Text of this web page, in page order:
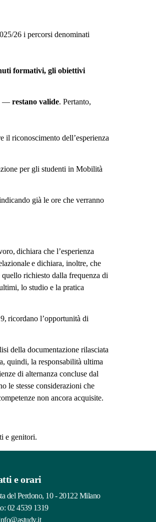
26 i percorsi denominati
formativi, gli obiettivi
— restano valide. Pertanto,
riconoscimento dell’esperienza
per gli studenti in Mobilità
già le ore che verranno
dichiara che l’esperienza
e dichiara, inoltre, che
richiesto dalla frequenza di
lo studio e la pratica
ricordano l’opportunità di
della documentazione rilasciata
quindi, la responsabilità ultima
di alternanza concluse dal
le stesse considerazioni che
non ancora acquisite.
e genitori.
e orari
del Perdono, 10 - 20122 Milano
02 4539 1319